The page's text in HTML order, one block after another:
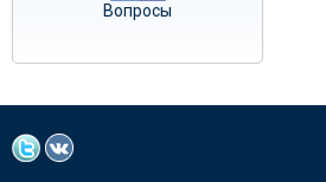
Вопросы